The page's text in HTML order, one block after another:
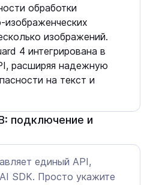
обработки
изображений.
4 интегрирована в
расширяя надежную
на текст и
подключение и
единый API,
SDK. Просто укажите